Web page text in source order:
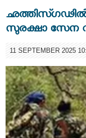
ഛത്തിസ്ഗഢില്‍
സുരക്ഷാ സേന
11 SEPTEMBER 2025